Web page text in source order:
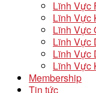
Lĩnh Vực
Lĩnh Vực
Lĩnh Vực
Lĩnh Vực
Lĩnh Vực
Lĩnh Vực
Membership
Tin tức